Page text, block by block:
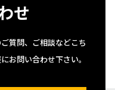
せ
質問、ご相談などこち
お問い合わせ下さい。